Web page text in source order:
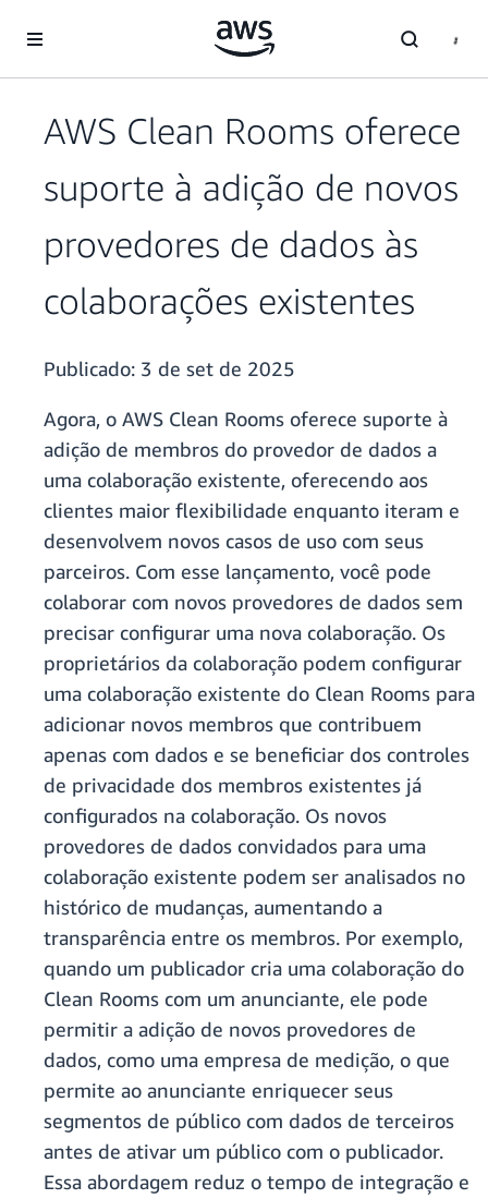
Pular para o conteúdo principal
AWS Clean Rooms oferece
suporte à adição de novos
provedores de dados às
colaborações existentes
Publicado: 3 de set de 2025
Agora, o AWS Clean Rooms oferece suporte à
adição de membros do provedor de dados a
uma colaboração existente, oferecendo aos
clientes maior flexibilidade enquanto iteram e
desenvolvem novos casos de uso com seus
parceiros. Com esse lançamento, você pode
colaborar com novos provedores de dados sem
precisar configurar uma nova colaboração. Os
proprietários da colaboração podem configurar
uma colaboração existente do Clean Rooms para
adicionar novos membros que contribuem
apenas com dados e se beneficiar dos controles
de privacidade dos membros existentes já
configurados na colaboração. Os novos
provedores de dados convidados para uma
colaboração existente podem ser analisados no
histórico de mudanças, aumentando a
transparência entre os membros. Por exemplo,
quando um publicador cria uma colaboração do
Clean Rooms com um anunciante, ele pode
permitir a adição de novos provedores de
dados, como uma empresa de medição, o que
permite ao anunciante enriquecer seus
segmentos de público com dados de terceiros
antes de ativar um público com o publicador.
Essa abordagem reduz o tempo de integração e